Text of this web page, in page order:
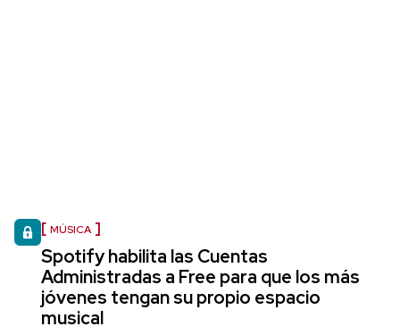
MÚSICA
Spotify habilita las Cuentas
Administradas a Free para que los más
jóvenes tengan su propio espacio
musical